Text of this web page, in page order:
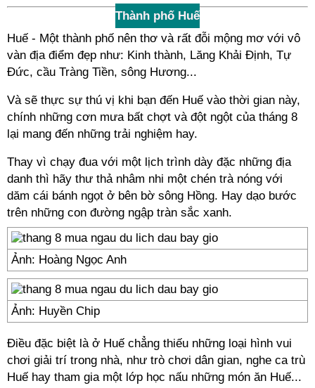
Thành phố Huế
Huế - Một thành phố nên thơ và rất đỗi mộng mơ với vô
vàn địa điểm đẹp như: Kinh thành, Lăng Khải Định, Tự
Đức, cầu Tràng Tiền, sông Hương...
Và sẽ thực sự thú vị khi bạn đến Huế vào thời gian này,
chính những cơn mưa bất chợt và đột ngột của tháng 8
lại mang đến những trải nghiệm hay.
Thay vì chạy đua với một lịch trình dày đặc những địa
danh thì hãy thư thả nhâm nhi một chén trà nóng với
dăm cái bánh ngọt ở bên bờ sông Hồng. Hay dạo bước
trên những con đường ngập tràn sắc xanh.
Ảnh: Hoàng Ngọc Anh
Ảnh: Huyền Chip
Điều đặc biệt là ở Huế chẳng thiếu những loại hình vui
chơi giải trí trong nhà, như trò chơi dân gian, nghe ca trù
Huế hay tham gia một lớp học nấu những món ăn Huế...